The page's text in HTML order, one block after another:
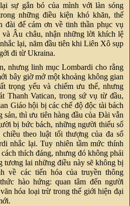
sự gắn bó của mình với làn sóng
những điều kiện khó khăn, thế
đài để cám ơn về tinh thần phục vụ
Âu châu, nhận những lời khích lệ
lại, năm đầu tiên khi Liên Xô sụp
đi từ Ukraina.
nhưng linh mục Lombardi cho rằng
bây giờ mở một khoảng không gian
trọng yếu và chiếm ưu thế, nhưng
Thanh Vatican, trong sứ vụ từ đầu,
Giáo hội bị các chế độ độc tài bách
sản, thì ưu tiên hàng đầu của Đài vẫn
bị bức bách, những người thiểu số
theo luật tối thượng của đa số
nhắc lại. Tuy nhiên tầm mức thính
thích đáng, nhưng đó không phải
tương lai những điều này sẽ không bị
về các tiến hóa của truyền thông
hào hứng: quan tâm đến người
hóa loại trừ trong thế giới hiện đại